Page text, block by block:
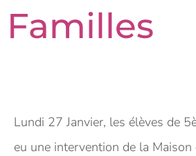
Familles
Lundi 27 Janvier, les élèves de
eu une intervention de la